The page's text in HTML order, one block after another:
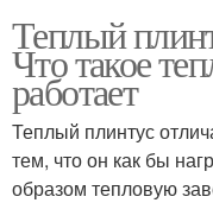
Теплый
Что такое
работает
Теплый плинтус
тем, что он как бы
образом тепловую